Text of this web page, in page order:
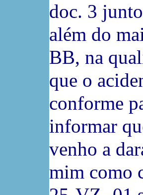
doc. 3
além do
BB, na
que o
conforme
informar
venho a
mim como